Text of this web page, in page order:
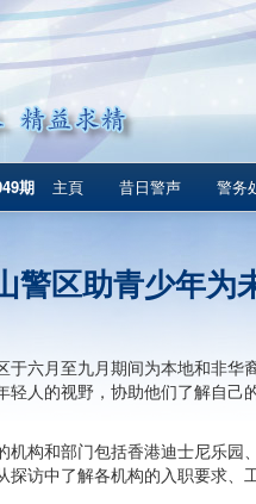
期 主頁 昔日警声 警务
警区助青少年为
于六月至九月期间为本地和非
轻人的视野，协助他们了解自己
机构和部门包括香港迪士尼乐园
探访中了解各机构的入职要求、